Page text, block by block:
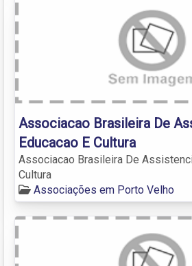
Associacao Brasileira De
Educacao E Cultura
Associacao Brasileira De
Cultura
Associações em Porto Velho